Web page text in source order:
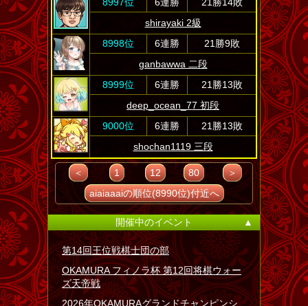
shirayaki 2級
8998位
6連勝
21勝9敗
ganbawwa 二段
8999位
6連勝
21勝13敗
deep_ocean_77 初段
9000位
6連勝
21勝13敗
shochan1119 三段
＜ 1 12 80
＞
aiaiaaaiの順位(8990位)付近へ
開催中のイベント ▲
第14回王位戦棋士団の部
OKAMURA フィノラ杯 第12回将棋ウォー
ズ天帝戦
2026年OKAMURAグランドチャンピンシ